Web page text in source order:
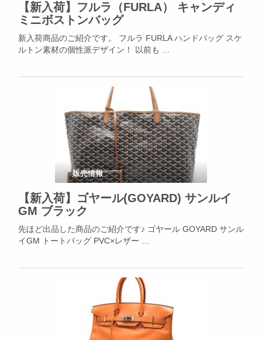
【新入荷】フルラ（FURLA） キャンディ
ミニボストンバッグ
新入荷商品のご紹介です。 フルラ FURLA ハンドバッグ スケ
ルトン素材の個性派デザイン！ 以前も …
販売情報
【新入荷】ゴヤール(GOYARD) サンルイ
GM ブラック
先ほど出品した商品のご紹介です♪ ゴヤール GOYARD サンル
イGM トートバッグ PVC×レザー …